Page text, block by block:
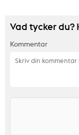
Vad tycker
Kommentar